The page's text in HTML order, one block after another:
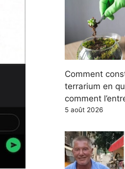
Comment
terrarium en
comment
5 août 2026